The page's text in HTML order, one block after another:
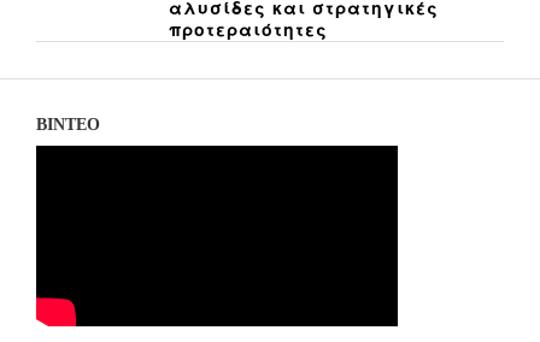
αλυσίδες και στρατηγικές
προτεραιότητες
ΒΙΝΤΕΟ